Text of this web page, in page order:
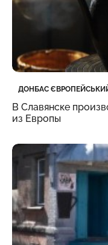
Категорія
ДОНБАС
Дата публікації
В Славянске
из Европы